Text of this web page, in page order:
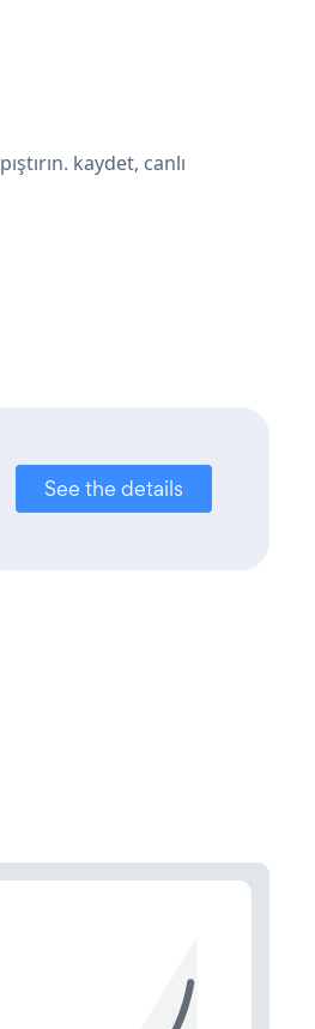
kaydet, canlı
See the details